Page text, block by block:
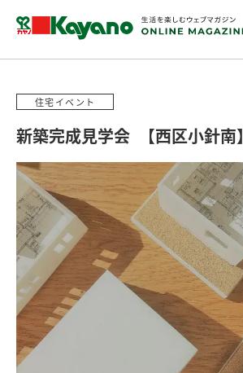
住宅イベント
新築完成見学会 【西区小針南】